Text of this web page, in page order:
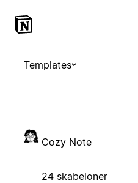
Templates
Cozy Note
24 skabeloner